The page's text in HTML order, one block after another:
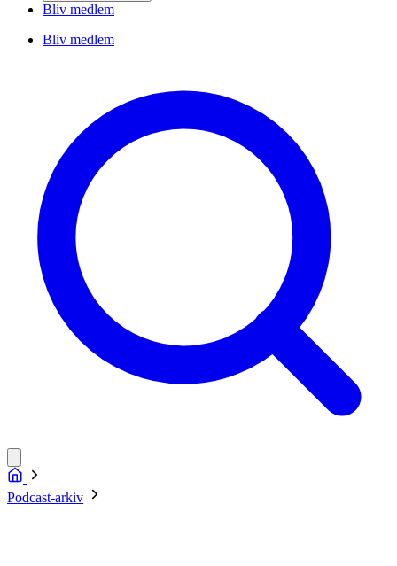
Bliv medlem
Bliv medlem
Podcast-arkiv